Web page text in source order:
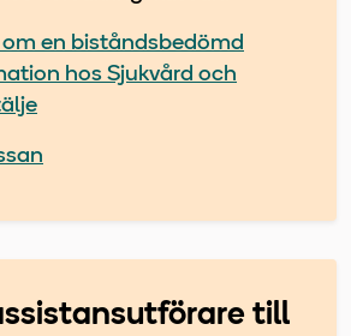
om en biståndsbedömd
hos Sjukvård och
till